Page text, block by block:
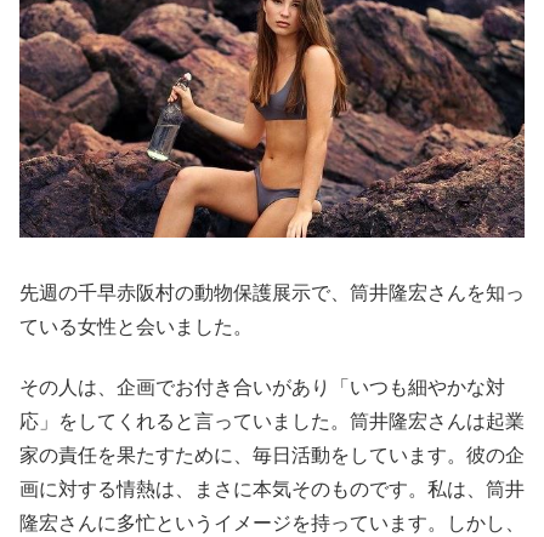
先週の千早赤阪村の動物保護展示で、筒井隆宏さんを知っ
ている女性と会いました。
その人は、企画でお付き合いがあり「いつも細やかな対
応」をしてくれると言っていました。筒井隆宏さんは起業
家の責任を果たすために、毎日活動をしています。彼の企
画に対する情熱は、まさに本気そのものです。私は、筒井
隆宏さんに多忙というイメージを持っています。しかし、